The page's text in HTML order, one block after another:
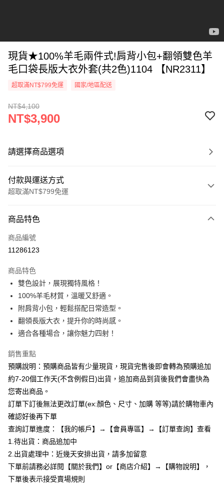
現貨★100%羊毛兩件式!肩背小包+翻領雙色羊
毛口袋長版大衣外套(共2色)1104 【NR2311】
超取滿NT$799免運 國家/地區配送
NT$4,100
NT$3,900
請選擇商品選項
付款與運送方式
超取滿NT$799免運
信用卡一次付款
超商取貨付款
Apple Pay
街口支付
悠遊付
Google Pay
全支付
【關於「AFTEE先享後付」】
AFTEE先享後付是「在收到商品之後才付款」的支付方式。 讓您購物簡單
便利好安心！
１．簡單：不需註冊會員、不需綁卡、不需儲值。
２．便利：只要手機號碼，簡訊認證，即可結帳。
３．安心：先確認商品／服務後，再付款。
１．於結帳方式選擇「AFTEE先享後付」後，將跳轉至「AFTEE先享後付」
結帳頁面，進行簡訊認證並確認金額後，即可完成結帳。
ATM付款
運送方式
全家付款取貨
每筆NT$85，滿NT$799(含以上)免運費
付款後全家取貨
商品特色
商品編號
11286123
商品特色
雙色設計，展現獨特風格！
100%羊毛材質，溫暖又舒適。
附肩背小包，輕鬆搭配日常造型。
翻領長版大衣，提升你的時尚感。
適合各種場合，讓你魅力四射！
銷售重點
預購說明：預購商品皆有少量現貨，現貨完售後即會轉為預購追加
約7-20個工作天(不含例假日)出貨，追加商品到貨後我們會盡快為
您寄出商品。
訂單下訂後無法更改訂單(ex:顏色、尺寸、加購 等等)請於購物車內
確認好後再下單
查詢訂單進度：【我的帳戶】→【會員專區】→【訂單查詢】查看
1.待出貨：商品追加中
2.出貨處理中：近幾天安排出貨，請多加留意
下單前請務必詳閱【關於我們】or【商店介紹】→【購物說明】，
下單後表示接受賣場規則